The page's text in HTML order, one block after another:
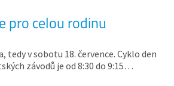
pro celou rodinu
tedy v sobotu 18. července. Cyklo den
závodů je od 8:30 do 9:15…